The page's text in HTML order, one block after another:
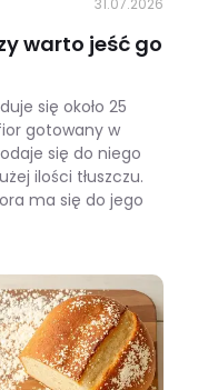
31.07.2026
warto jeść go
się około 25
gotowany w
się do niego
ilości tłuszczu.
ma się do jego